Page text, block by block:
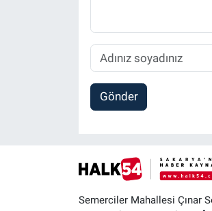
Gönder
Semerciler Mahallesi Çınar